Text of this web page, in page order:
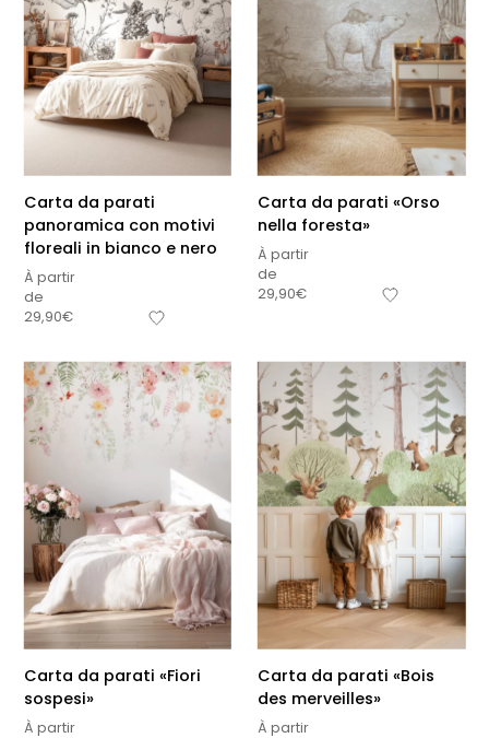
Carta da parati
panoramica con motivi
floreali in bianco e nero
À partir
de
29,90€
Carta da parati «Orso
nella foresta»
À partir
de
29,90€
Carta da parati «Fiori
sospesi»
À partir
Carta da parati «Bois
des merveilles»
À partir